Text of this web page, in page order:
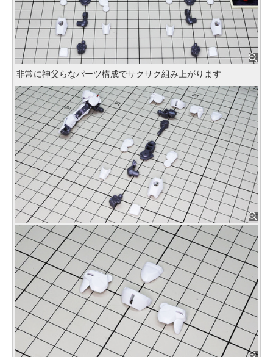
非常に神父らなパーツ構成でサクサク組み上がります